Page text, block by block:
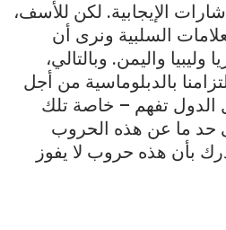
الإيجابية. لكن للأسف،
السلبية ونرى أن
واليمن. وبالتالي،
بالدبلوماسية من أجل
الدول تفهم – خاصة تلك
حد ما عن هذه الحروب
بأن هذه حروب لا يفوز